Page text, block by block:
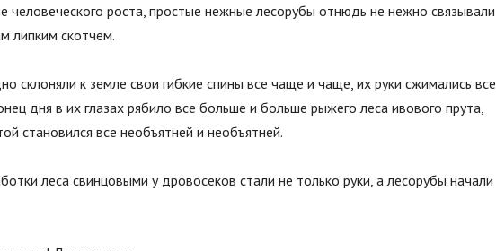
человеческого роста, простые нежные лесорубы отнюдь не нежно связывали
липким скотчем.
склоняли к земле свои гибкие спины все чаще и чаще, их руки сжимались все
дня в их глазах рябило все больше и больше рыжего леса ивового прута,
становился все необъятней и необъятней.
леса свинцовыми у дровосеков стали не только руки, а лесорубы начали